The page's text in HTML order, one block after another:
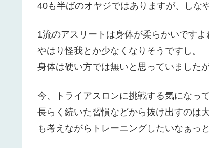
40も半ばのオヤジではありますが、しな
1流のアスリートは身体が柔らかいですよ
やはり怪我とか少なくなりそうですし。
身体は硬い方では無いと思っていました
今、トライアスロンに挑戦する気になっ
長らく続いた習慣などから抜け出すのは
も考えながらトレーニングしたいなぁっと